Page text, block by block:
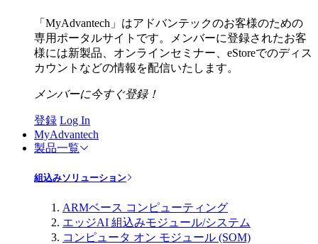
「MyAdvantech」はアドバンテックのお客様のための
専用ポータルサイトです。メンバーに登録されたお客
様には新製品、オンラインセミナー、eStoreでのディス
カウントなどの情報を配信いたします。
メンバーに今すぐ登録！
登録 Log In
MyAdvantech
製品一覧
組込みソリューション
ARMベース コンピューティング
エッジAI 組込みモジュール/システム
コンピュータ オン モジュール (SOM)